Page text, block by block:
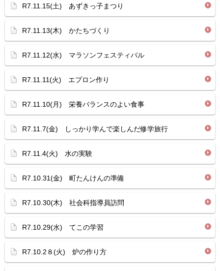
R7.11.15(土) あずきっ子まつり
R7.11.13(木) かたちづくり
R7.11.12(水) マラソンフェスティバル
R7.11.11(火) エプロン作り
R7.11.10(月) 栄養バランスのよい食事
R7.11.7(金) しっかり学んで楽しんだ修学旅行
R7.11.4(火) 水の実験
R7.10.31(金) 町たんけんの準備
R7.10.30(木) 社会科指導員訪問
R7.10.29(水) てこの学習
R7.10.2８(火) 炉の作り方